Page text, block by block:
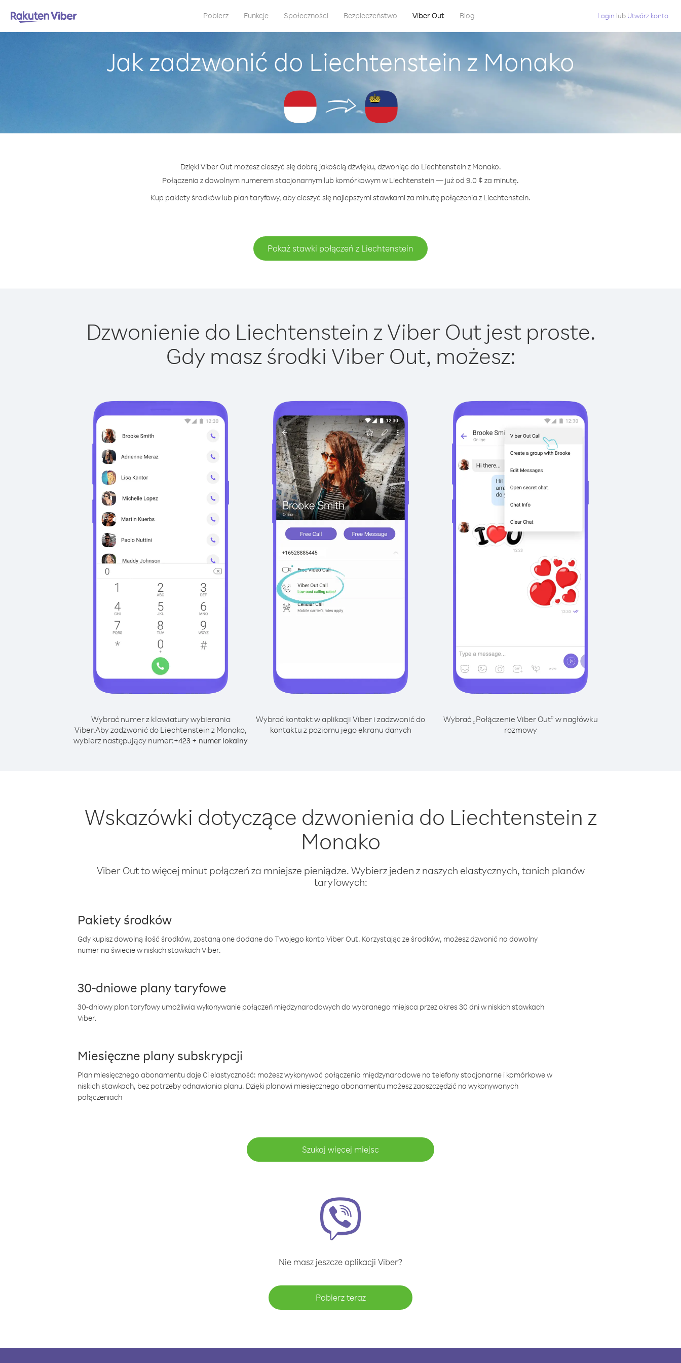
Pobierz Funkcje Społeczności Bezpieczeństwo Viber Out Blog Login lub Utwórz konto
Jak zadzwonić do Liechtenstein z Monako
Dzięki Viber Out możesz cieszyć się dobrą jakością dźwięku, dzwoniąc do Liechtenstein z Monako.
Połączenia z dowolnym numerem stacjonarnym lub komórkowym w Liechtenstein — już od 9.0 ¢ za minutę.
Kup pakiety środków lub plan taryfowy, aby cieszyć się najlepszymi stawkami za minutę połączenia z Liechtenstein.
Pokaż stawki połączeń z Liechtenstein
Dzwonienie do Liechtenstein z Viber Out jest proste.
Gdy masz środki Viber Out, możesz:
Wybrać numer z klawiatury wybierania
Viber.Aby zadzwonić do Liechtenstein z Monako,
wybierz następujący numer:+423 + numer lokalny
Wybrać kontakt w aplikacji Viber i zadzwonić do
kontaktu z poziomu jego ekranu danych
Wybrać „Połączenie Viber Out” w nagłówku
rozmowy
Wskazówki dotyczące dzwonienia do Liechtenstein z
Monako
Viber Out to więcej minut połączeń za mniejsze pieniądze. Wybierz jeden z naszych elastycznych, tanich planów
taryfowych:
Pakiety środków
Gdy kupisz dowolną ilość środków, zostaną one dodane do Twojego konta Viber Out. Korzystając ze środków, możesz dzwonić na dowolny
numer na świecie w niskich stawkach Viber.
30-dniowe plany taryfowe
30-dniowy plan taryfowy umożliwia wykonywanie połączeń międzynarodowych do wybranego miejsca przez okres 30 dni w niskich stawkach
Viber.
Miesięczne plany subskrypcji
Plan miesięcznego abonamentu daje Ci elastyczność: możesz wykonywać połączenia międzynarodowe na telefony stacjonarne i komórkowe w
niskich stawkach, bez potrzeby odnawiania planu. Dzięki planowi miesięcznego abonamentu możesz zaoszczędzić na wykonywanych
połączeniach
Szukaj więcej miejsc
Nie masz jeszcze aplikacji Viber?
Pobierz teraz